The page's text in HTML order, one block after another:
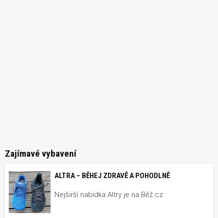
Zajímavé vybavení
ALTRA – BĚHEJ ZDRAVĚ A POHODLNĚ
Nejširší nabídka Altry je na Běž.cz